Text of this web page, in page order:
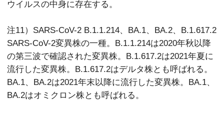
ウイルスの中身に存在する。
注11）SARS-CoV-2 B.1.1.214、BA.1、BA.2、B.1.617.2
SARS-CoV-2変異株の一種。B.1.1.214は2020年秋以降
の第三波で確認された変異株。B.1.617.2は2021年夏に
流行した変異株。B.1.617.2はデルタ株とも呼ばれる。
BA.1、BA.2は2021年末以降に流行した変異株。BA.1、
BA.2はオミクロン株とも呼ばれる。